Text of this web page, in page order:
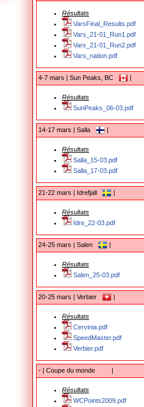
Résultats
VarsFinal_Results.pdf
Vars_21-01_Run1.pdf
Vars_21-01_Run2.pdf
Vars_nation.pdf
4-7 mars | Sun Peaks, BC
Résultats
SunPeaks_06-03.pdf
14-17 mars | Salla
Résultats
Salla_15-03.pdf
Salla_17-03.pdf
21-22 mars | Idrefjall
Résultats
Idre_22-03.pdf
24-25 mars | Salen
Résultats
Salen_25-03.pdf
20-25 mars | Verbier
Résultats
Cervinia.pdf
SpeedMaster.pdf
Verbier.pdf
- | Coupe du monde
Résultats
WCPoints2009.pdf